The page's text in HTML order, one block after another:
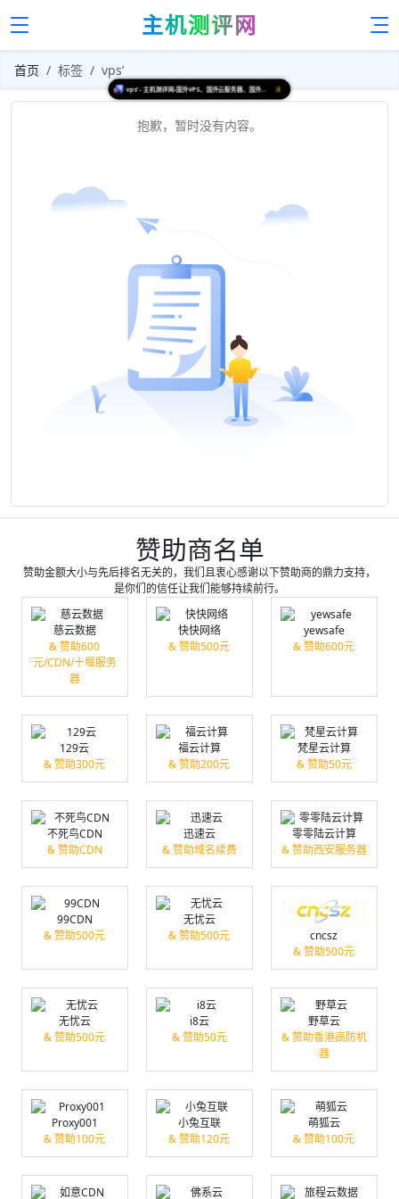
主机测评网
首页 标签 vps’
抱歉，暂时没有内容。
赞助商名单
赞助金额大小与先后排名无关的，我们且衷心感谢以下赞助商的鼎力支持，
是你们的信任让我们能够持续前行。
慈云数据
& 赞助600
元/CDN/十堰服务
器
快快网络
& 赞助500元
yewsafe
& 赞助600元
129云
& 赞助300元
福云计算
& 赞助200元
梵星云计算
& 赞助50元
不死鸟CDN
& 赞助CDN
迅速云
& 赞助域名续费
零零陆云计算
& 赞助西安服务器
99CDN
& 赞助500元
无忧云
& 赞助500元
cncsz
& 赞助500元
无忧云
& 赞助500元
i8云
& 赞助50元
野草云
& 赞助香港高防机
器
Proxy001
& 赞助100元
小兔互联
& 赞助120元
萌狐云
& 赞助100元